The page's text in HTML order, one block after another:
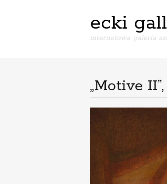
ecki
internetowa galeria
„Motive